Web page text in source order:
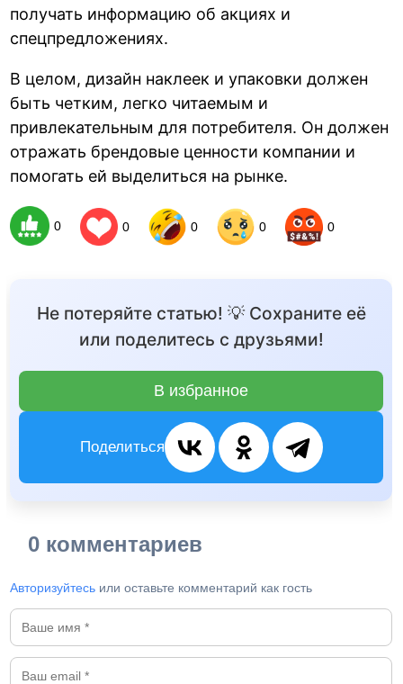
получать информацию об акциях и
спецпредложениях.
В целом, дизайн наклеек и упаковки должен
быть четким, легко читаемым и
привлекательным для потребителя. Он должен
отражать брендовые ценности компании и
помогать ей выделиться на рынке.
0 0 0 0 0
Не потеряйте статью! 💡 Сохраните её
или поделитесь с друзьями!
В избранное
Поделиться
0 комментариев
Авторизуйтесь или оставьте комментарий как гость